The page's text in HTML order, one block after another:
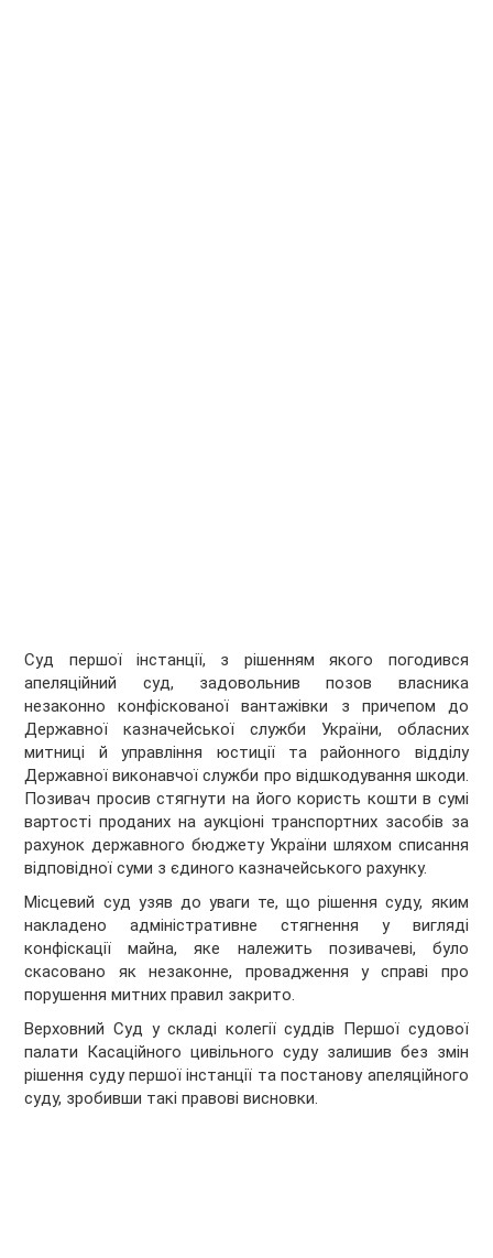
Суд першої інстанції, з рішенням якого погодився
апеляційний суд, задовольнив позов власника
незаконно конфіскованої вантажівки з причепом до
Державної казначейської служби України, обласних
митниці й управління юстиції та районного відділу
Державної виконавчої служби про відшкодування шкоди.
Позивач просив стягнути на його користь кошти в сумі
вартості проданих на аукціоні транспортних засобів за
рахунок державного бюджету України шляхом списання
відповідної суми з єдиного казначейського рахунку.
Місцевий суд узяв до уваги те, що рішення суду, яким
накладено адміністративне стягнення у вигляді
конфіскації майна, яке належить позивачеві, було
скасовано як незаконне, провадження у справі про
порушення митних правил закрито.
Верховний Суд у складі колегії суддів Першої судової
палати Касаційного цивільного суду залишив без змін
рішення суду першої інстанції та постанову апеляційного
суду, зробивши такі правові висновки.